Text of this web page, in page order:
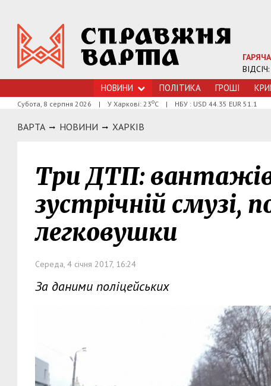
НОВИНИ ПОЛІТИКА ГРОШI
Субота, 8 серпня 2026 | У Харкові: 23оС | НБУ : USD 44.35 EUR 51.1
ВАРТА НОВИНИ ХАРКIВ
Три ДТП:
зустрічній смузі,
легковушки
Середа, 4 січня 2017, 16:24
За даними поліцейських